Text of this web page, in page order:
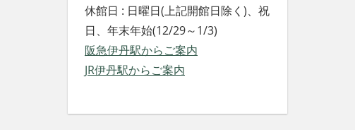
休館日 : 日曜日(上記開館日除く)、祝
日、年末年始(12/29～1/3)
阪急伊丹駅からご案内
JR伊丹駅からご案内